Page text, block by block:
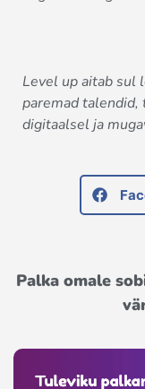
Level up aitab sul
paremad
digitaalsel ja
Palka omale